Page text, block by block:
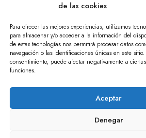
de las cookies
Para ofrecer las mejores experiencias, utilizamos
para almacenar y/o acceder a la información del
de estas tecnologías nos permitirá procesar datos
navegación o las identificaciones únicas en este
consentimiento, puede afectar negativamente a
funciones.
Aceptar
Denegar
ÁNGULO TRES.